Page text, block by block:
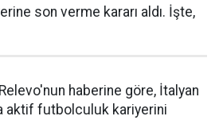
son verme kararı aldı. İşte,
haberine göre, İtalyan
aktif futbolculuk kariyerini